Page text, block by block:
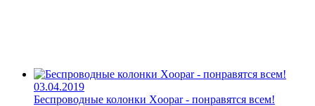
03.04.2019
Беспроводные колонки Xoopar - понравятся всем!